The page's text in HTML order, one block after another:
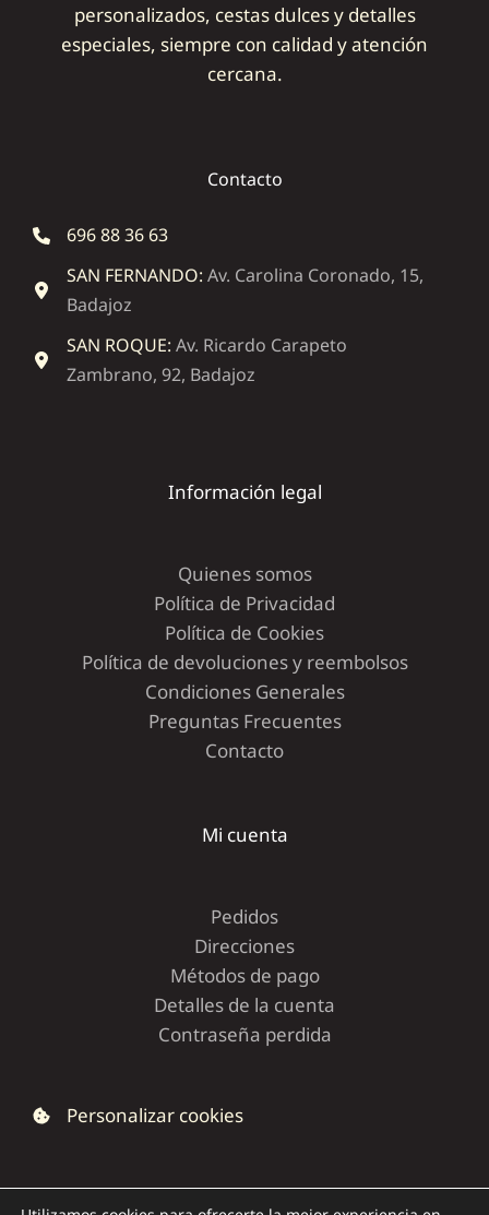
personalizados, cestas dulces y detalles
especiales, siempre con calidad y atención
cercana.
Contacto
696 88 36 63
SAN FERNANDO: Av. Carolina Coronado, 15,
Badajoz
SAN ROQUE: Av. Ricardo Carapeto
Zambrano, 92, Badajoz
Información legal
Quienes somos
Política de Privacidad
Política de Cookies
Política de devoluciones y reembolsos
Condiciones Generales
Preguntas Frecuentes
Contacto
Mi cuenta
Pedidos
Direcciones
Métodos de pago
Detalles de la cuenta
Contraseña perdida
Personalizar cookies